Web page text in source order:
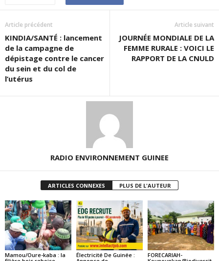
Article précédent
KINDIA/SANTÉ : lancement
de la campagne de
dépistage contre le cancer
du sein et du col de
l’utérus
Article suivant
JOURNÉE MONDIALE DE LA
FEMME RURALE : VOICI LE
RAPPORT DE LA CNULD
RADIO ENVIRONNEMENT GUINEE
ARTICLES CONNEXES PLUS DE L'AUTEUR
Mamou/Oure-kaba : la
Électricité De Guinée :
FORECARIAH-